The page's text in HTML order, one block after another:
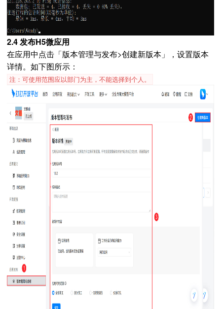
2.4 发布H5微应用
在应用中点击「版本管理与发布>创建新版本」，设置版本
详情。如下图所示：
注：可使用范围应以部门为主，不能选择到个人。